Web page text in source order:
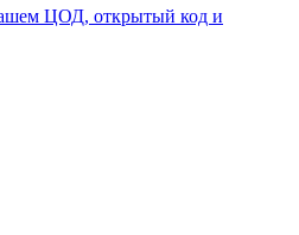
ЦОД, открытый код и